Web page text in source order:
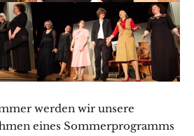
werden wir unsere
eines Sommerprogramms